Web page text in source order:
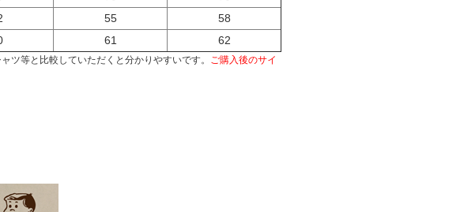
55
58
61 62
等と比較していただくと分かりやすいです。 ご購入後のサイ